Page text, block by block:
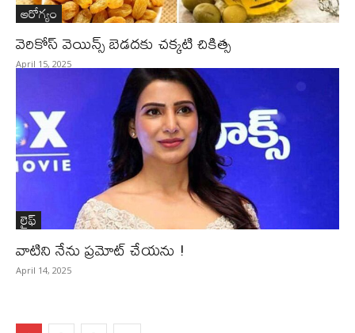
ఆరోగ్యం
వెరికోస్ వెయిన్స్ బెడ‌ద‌కు చ‌క్క‌టి చికిత్స‌
April 15, 2025
లైఫ్‌
వాటిని నేను ప్ర‌మోట్ చేయ‌ను !
April 14, 2025